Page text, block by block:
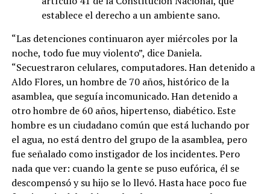
establece el derecho a un ambiente sano.
“Las detenciones continuaron ayer miércoles por la
noche, todo fue muy violento”, dice Daniela.
“Secuestraron celulares, computadores. Han detenido a
Aldo Flores, un hombre de 70 años, histórico de la
asamblea, que seguía incomunicado. Han detenido a
otro hombre de 60 años, hipertenso, diabético. Este
hombre es un ciudadano común que está luchando por
el agua, no está dentro del grupo de la asamblea, pero
fue señalado como instigador de los incidentes. Pero
nada que ver: cuando la gente se puso eufórica, él se
descompensó y su hijo se lo llevó. Hasta hace poco fue